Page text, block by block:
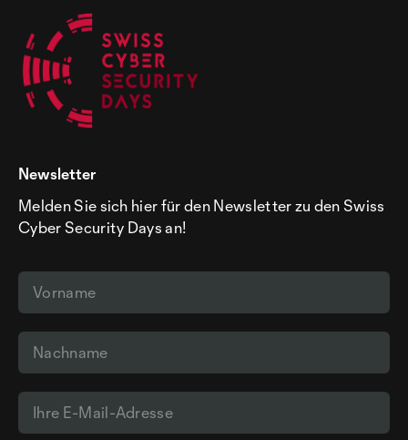
Newsletter
Melden Sie sich hier für den Newsletter zu den Swiss
Cyber Security Days an!